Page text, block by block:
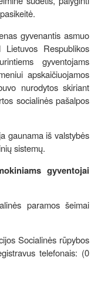
gyvenantis asmuo
Respublikos
gyventojams
apskaičiuojamos
nurodytos skiriant
socialinės pašalpos
gaunama iš valstybės
sistemų.
gyventojai
paramos šeimai
Socialinės rūpybos
telefonais: (0